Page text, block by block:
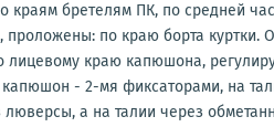
краям бретелям ПК, по средней
проложены: по краю борта куртки.
лицевому краю капюшона,
- 2-мя фиксаторами, на
а на талии через